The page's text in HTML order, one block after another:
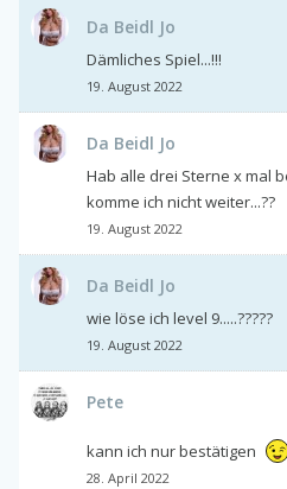
Da Beidl Jo
Dämliches Spiel...!!!
19. August 2022
Da Beidl Jo
Hab alle drei Sterne x mal
komme ich nicht weiter...??
19. August 2022
Da Beidl Jo
wie löse ich level 9.....?????
19. August 2022
Pete
kann ich nur bestätigen
28. April 2022